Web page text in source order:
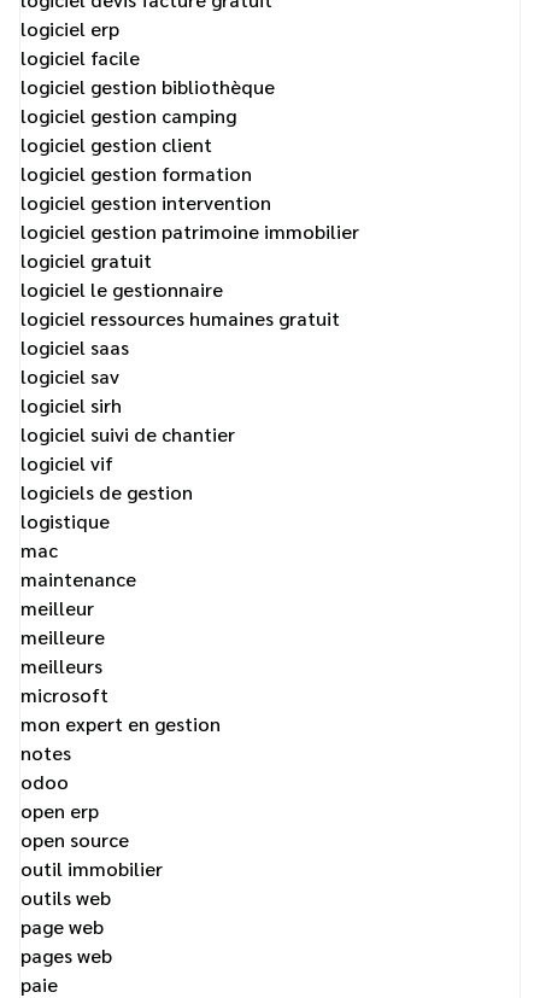
logiciel erp
logiciel facile
logiciel gestion bibliothèque
logiciel gestion camping
logiciel gestion client
logiciel gestion formation
logiciel gestion intervention
logiciel gestion patrimoine immobilier
logiciel gratuit
logiciel le gestionnaire
logiciel ressources humaines gratuit
logiciel saas
logiciel sav
logiciel sirh
logiciel suivi de chantier
logiciel vif
logiciels de gestion
logistique
mac
maintenance
meilleur
meilleure
meilleurs
microsoft
mon expert en gestion
notes
odoo
open erp
open source
outil immobilier
outils web
page web
pages web
paie